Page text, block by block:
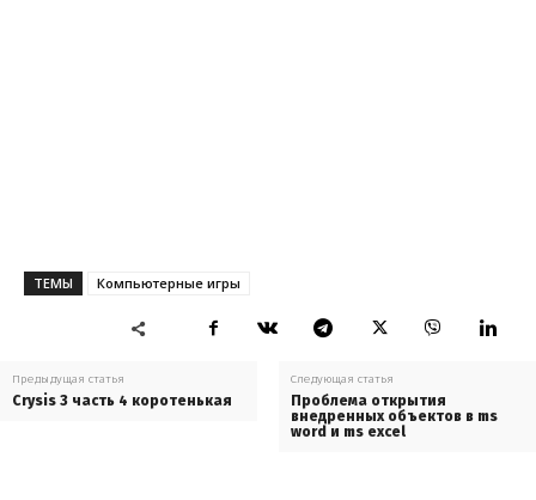
ТЕМЫ Компьютерные игры
Предыдущая статья
Crysis 3 часть 4 коротенькая
Следующая статья
Проблема открытия
внедренных объектов в ms
word и ms excel